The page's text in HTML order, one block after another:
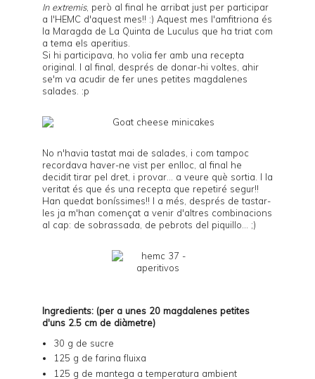
In extremis, però al final he arribat just per participar
a l'HEMC d'aquest mes!! :) Aquest mes l'amfitriona és
la Maragda de La Quinta de Luculus que ha triat com
a tema els aperitius
Si hi participava, ho volia fer amb una recepta
original. I al final, després de donar-hi voltes, ahir
se'm va acudir de fer unes petites magdalenes
salades. :p
No n'havia tastat mai de salades, i com tampoc
recordava haver-ne vist per enlloc, al final he
decidit tirar pel dret, i provar... a veure què sortia. I la
veritat és que és una recepta que repetiré segur!!
Han quedat boníssimes!! I a més, després de tastar-
les ja m'han començat a venir d'altres combinacions
al cap: de sobrassada, de pebrots del piquillo... ;)
Ingredients: (per a unes 20 magdalenes petites
d'uns 2.5 cm de diàmetre)
30 g de sucre
125 g de farina fluixa
125 g de mantega a temperatura ambient